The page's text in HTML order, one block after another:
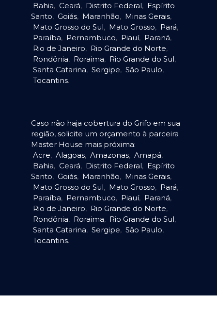
Bahia, Ceará, Distrito Federal, Espírito
Santo, Goiás, Maranhão, Minas Gerais,
Mato Grosso do Sul, Mato Grosso, Pará,
Paraíba, Pernambuco, Piauí, Paraná,
Rio de Janeiro, Rio Grande do Norte,
Rondônia, Roraima, Rio Grande do Sul,
Santa Catarina, Sergipe, São Paulo,
Tocantins.
Caso não haja cobertura do Grifo em sua
região, solicite um orçamento à parceira
Master House mais próxima:
Acre, Alagoas, Amazonas, Amapá,
Bahia, Ceará, Distrito Federal, Espírito
Santo, Goiás, Maranhão, Minas Gerais,
Mato Grosso do Sul, Mato Grosso, Pará,
Paraíba, Pernambuco, Piauí, Paraná,
Rio de Janeiro, Rio Grande do Norte,
Rondônia, Roraima, Rio Grande do Sul,
Santa Catarina, Sergipe, São Paulo,
Tocantins.